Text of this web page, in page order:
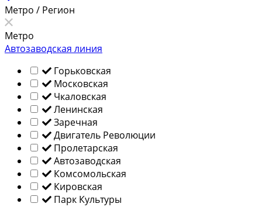
Метро / Регион
Метро
Автозаводская линия
Горьковская
Московская
Чкаловская
Ленинская
Заречная
Двигатель Революции
Пролетарская
Автозаводская
Комсомольская
Кировская
Парк Культуры